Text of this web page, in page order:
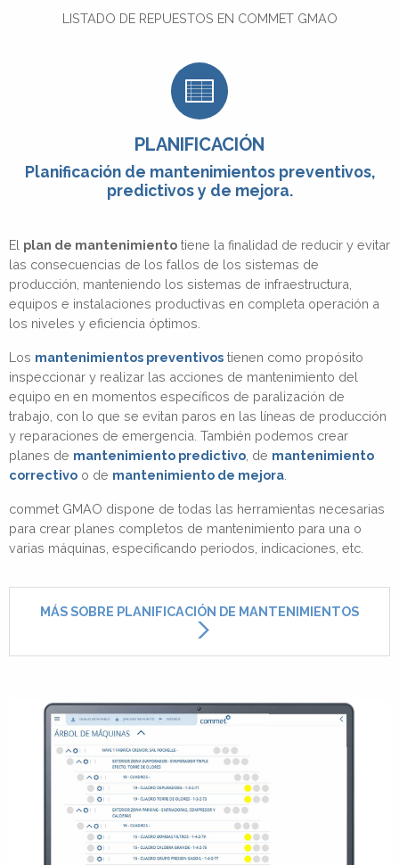
LISTADO DE REPUESTOS EN COMMET GMAO
PLANIFICACIÓN
Planificación de mantenimientos preventivos,
predictivos y de mejora.
El plan de mantenimiento tiene la finalidad de reducir y evitar
las consecuencias de los fallos de los sistemas de
producción, manteniendo los sistemas de infraestructura,
equipos e instalaciones productivas en completa operación a
los niveles y eficiencia óptimos.
Los mantenimientos preventivos tienen como propósito
inspeccionar y realizar las acciones de mantenimiento del
equipo en en momentos específicos de paralización de
trabajo, con lo que se evitan paros en las líneas de producción
y reparaciones de emergencia. También podemos crear
planes de mantenimiento predictivo , de mantenimiento
correctivo o de mantenimiento de mejora
commet GMAO dispone de todas las herramientas necesarias
para crear planes completos de mantenimiento para una o
varias máquinas, especificando periodos, indicaciones, etc.
MÁS SOBRE PLANIFICACIÓN DE MANTENIMIENTOS